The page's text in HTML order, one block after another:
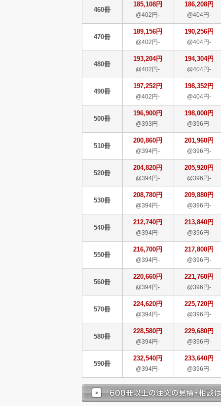
460冊
185,108円
@402円-
186,208円
@404円-
470冊
189,156円
@402円-
190,256円
@404円-
480冊
193,204円
@402円-
194,304円
@404円-
490冊
197,252円
@402円-
198,352円
@404円-
500冊
196,900円
@393円-
198,000円
@396円-
510冊
200,860円
@394円-
201,960円
@396円-
520冊
204,820円
@394円-
205,920円
@396円-
530冊
208,780円
@394円-
209,880円
@396円-
540冊
212,740円
@394円-
213,840円
@396円-
550冊
216,700円
@394円-
217,800円
@396円-
560冊
220,660円
@394円-
221,760円
@396円-
570冊
224,620円
@394円-
225,720円
@396円-
580冊
228,580円
@394円-
229,680円
@396円-
590冊
232,540円
@394円-
233,640円
@396円-